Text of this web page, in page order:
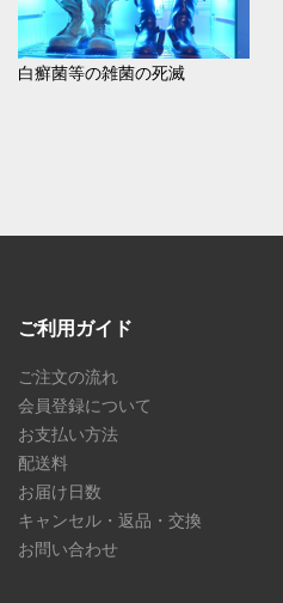
白癬菌等の雑菌の死滅
ご利用ガイド
ご注文の流れ
会員登録について
お支払い方法
配送料
お届け日数
キャンセル・返品・交換
お問い合わせ